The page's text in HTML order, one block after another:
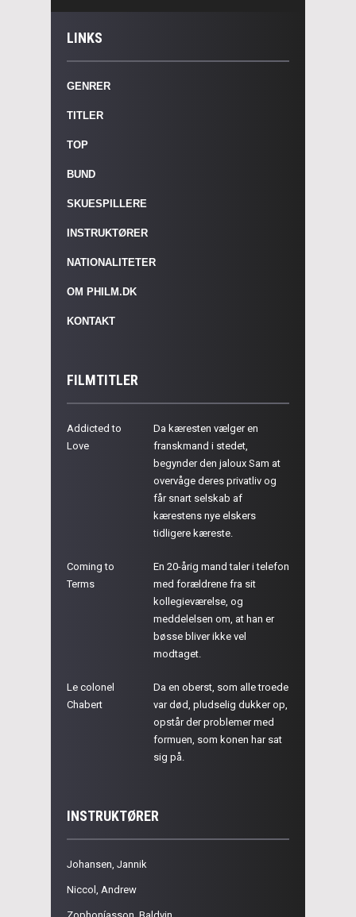
LINKS
GENRER
TITLER
TOP
BUND
SKUESPILLERE
INSTRUKTØRER
NATIONALITETER
OM PHILM.DK
KONTAKT
FILMTITLER
Addicted to
Love
Da kæresten vælger en
franskmand i stedet,
begynder den jaloux Sam at
overvåge deres privatliv og
får snart selskab af
kærestens nye elskers
tidligere kæreste.
Coming to
Terms
En 20-årig mand taler i telefon
med forældrene fra sit
kollegieværelse, og
meddelelsen om, at han er
bøsse bliver ikke vel
modtaget.
Le colonel
Chabert
Da en oberst, som alle troede
var død, pludselig dukker op,
opstår der problemer med
formuen, som konen har sat
sig på.
INSTRUKTØRER
Johansen, Jannik
Niccol, Andrew